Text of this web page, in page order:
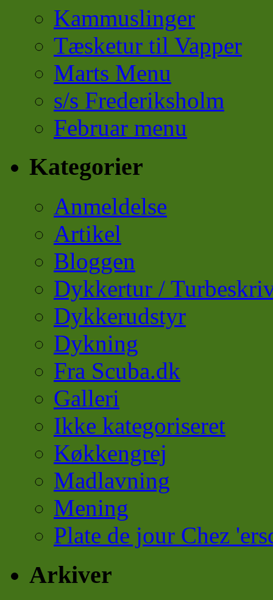
Kammuslinger
Tæsketur til Vapper
Marts Menu
s/s Frederiksholm
Februar menu
Kategorier
Anmeldelse
Artikel
Bloggen
Dykkertur /
Dykkerudstyr
Dykning
Fra Scuba.dk
Galleri
Ikke kategoriseret
Køkkengrej
Madlavning
Mening
Plate de jour Chez
Arkiver